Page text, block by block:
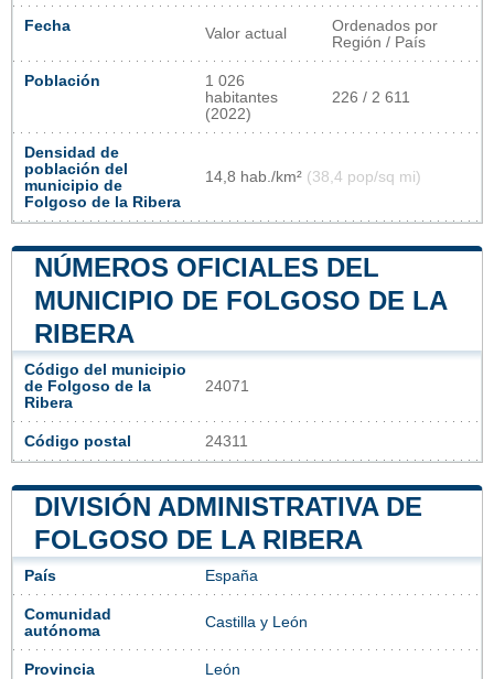
Fecha Valor actual
Ordenados por
Región / País
Población
1 026
habitantes
(2022)
226 / 2 611
Densidad de
población del
municipio de
Folgoso de la Ribera
14,8 hab./km² (38,4 pop/sq mi)
NÚMEROS OFICIALES DEL
MUNICIPIO DE FOLGOSO DE LA
RIBERA
Código del municipio
de Folgoso de la
Ribera
24071
Código postal 24311
DIVISIÓN ADMINISTRATIVA DE
FOLGOSO DE LA RIBERA
País España
Comunidad
autónoma
Castilla y León
Provincia León